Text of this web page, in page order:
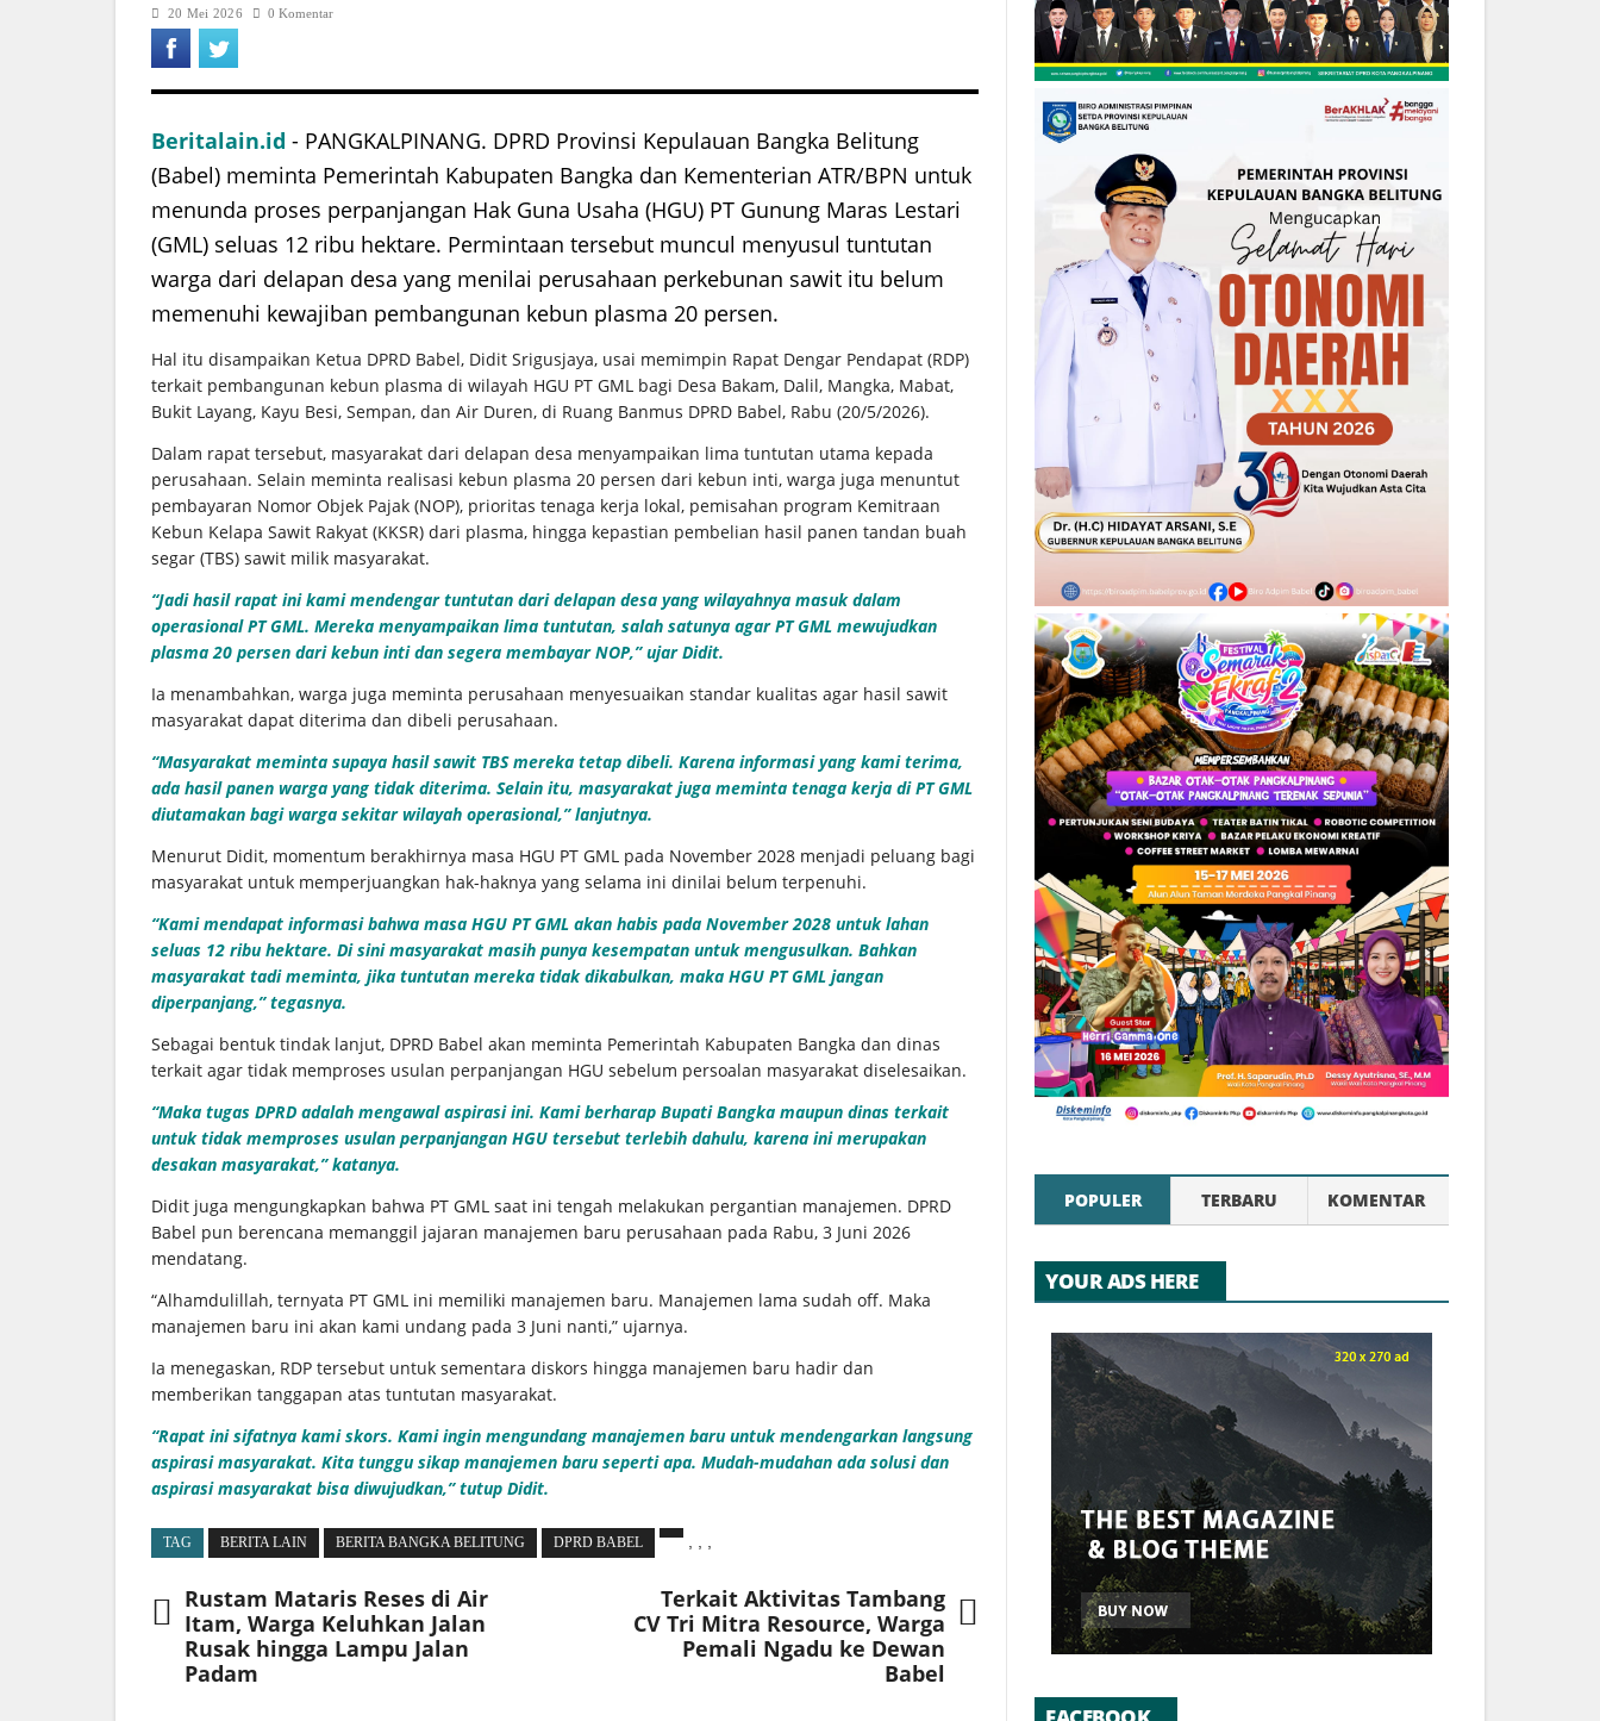
20 Mei 2026 0 Komentar
Beritalain.id - PANGKALPINANG. DPRD Provinsi Kepulauan Bangka Belitung
(Babel) meminta Pemerintah Kabupaten Bangka dan Kementerian ATR/BPN untuk
menunda proses perpanjangan Hak Guna Usaha (HGU) PT Gunung Maras Lestari
(GML) seluas 12 ribu hektare. Permintaan tersebut muncul menyusul tuntutan
warga dari delapan desa yang menilai perusahaan perkebunan sawit itu belum
memenuhi kewajiban pembangunan kebun plasma 20 persen.
Hal itu disampaikan Ketua DPRD Babel, Didit Srigusjaya, usai memimpin Rapat Dengar Pendapat (RDP)
terkait pembangunan kebun plasma di wilayah HGU PT GML bagi Desa Bakam, Dalil, Mangka, Mabat,
Bukit Layang, Kayu Besi, Sempan, dan Air Duren, di Ruang Banmus DPRD Babel, Rabu (20/5/2026).
Dalam rapat tersebut, masyarakat dari delapan desa menyampaikan lima tuntutan utama kepada
perusahaan. Selain meminta realisasi kebun plasma 20 persen dari kebun inti, warga juga menuntut
pembayaran Nomor Objek Pajak (NOP), prioritas tenaga kerja lokal, pemisahan program Kemitraan
Kebun Kelapa Sawit Rakyat (KKSR) dari plasma, hingga kepastian pembelian hasil panen tandan buah
segar (TBS) sawit milik masyarakat.
“Jadi hasil rapat ini kami mendengar tuntutan dari delapan desa yang wilayahnya masuk dalam
operasional PT GML. Mereka menyampaikan lima tuntutan, salah satunya agar PT GML mewujudkan
plasma 20 persen dari kebun inti dan segera membayar NOP,” ujar Didit.
Ia menambahkan, warga juga meminta perusahaan menyesuaikan standar kualitas agar hasil sawit
masyarakat dapat diterima dan dibeli perusahaan.
“Masyarakat meminta supaya hasil sawit TBS mereka tetap dibeli. Karena informasi yang kami terima,
ada hasil panen warga yang tidak diterima. Selain itu, masyarakat juga meminta tenaga kerja di PT GML
diutamakan bagi warga sekitar wilayah operasional,” lanjutnya.
Menurut Didit, momentum berakhirnya masa HGU PT GML pada November 2028 menjadi peluang bagi
masyarakat untuk memperjuangkan hak-haknya yang selama ini dinilai belum terpenuhi.
“Kami mendapat informasi bahwa masa HGU PT GML akan habis pada November 2028 untuk lahan
seluas 12 ribu hektare. Di sini masyarakat masih punya kesempatan untuk mengusulkan. Bahkan
masyarakat tadi meminta, jika tuntutan mereka tidak dikabulkan, maka HGU PT GML jangan
diperpanjang,” tegasnya.
Sebagai bentuk tindak lanjut, DPRD Babel akan meminta Pemerintah Kabupaten Bangka dan dinas
terkait agar tidak memproses usulan perpanjangan HGU sebelum persoalan masyarakat diselesaikan.
“Maka tugas DPRD adalah mengawal aspirasi ini. Kami berharap Bupati Bangka maupun dinas terkait
untuk tidak memproses usulan perpanjangan HGU tersebut terlebih dahulu, karena ini merupakan
desakan masyarakat,” katanya.
Didit juga mengungkapkan bahwa PT GML saat ini tengah melakukan pergantian manajemen. DPRD
Babel pun berencana memanggil jajaran manajemen baru perusahaan pada Rabu, 3 Juni 2026
mendatang.
“Alhamdulillah, ternyata PT GML ini memiliki manajemen baru. Manajemen lama sudah off. Maka
manajemen baru ini akan kami undang pada 3 Juni nanti,” ujarnya.
Ia menegaskan, RDP tersebut untuk sementara diskors hingga manajemen baru hadir dan
memberikan tanggapan atas tuntutan masyarakat.
“Rapat ini sifatnya kami skors. Kami ingin mengundang manajemen baru untuk mendengarkan langsung
aspirasi masyarakat. Kita tunggu sikap manajemen baru seperti apa. Mudah-mudahan ada solusi dan
aspirasi masyarakat bisa diwujudkan,” tutup Didit.
TAG BERITA LAIN ,
BERITA BANGKA BELITUNG ,
DPRD BABEL ,
Rustam Mataris Reses di Air
Itam, Warga Keluhkan Jalan
Rusak hingga Lampu Jalan
Padam
Terkait Aktivitas Tambang
CV Tri Mitra Resource, Warga
Pemali Ngadu ke Dewan
Babel
POPULER TERBARU KOMENTAR
YOUR ADS HERE